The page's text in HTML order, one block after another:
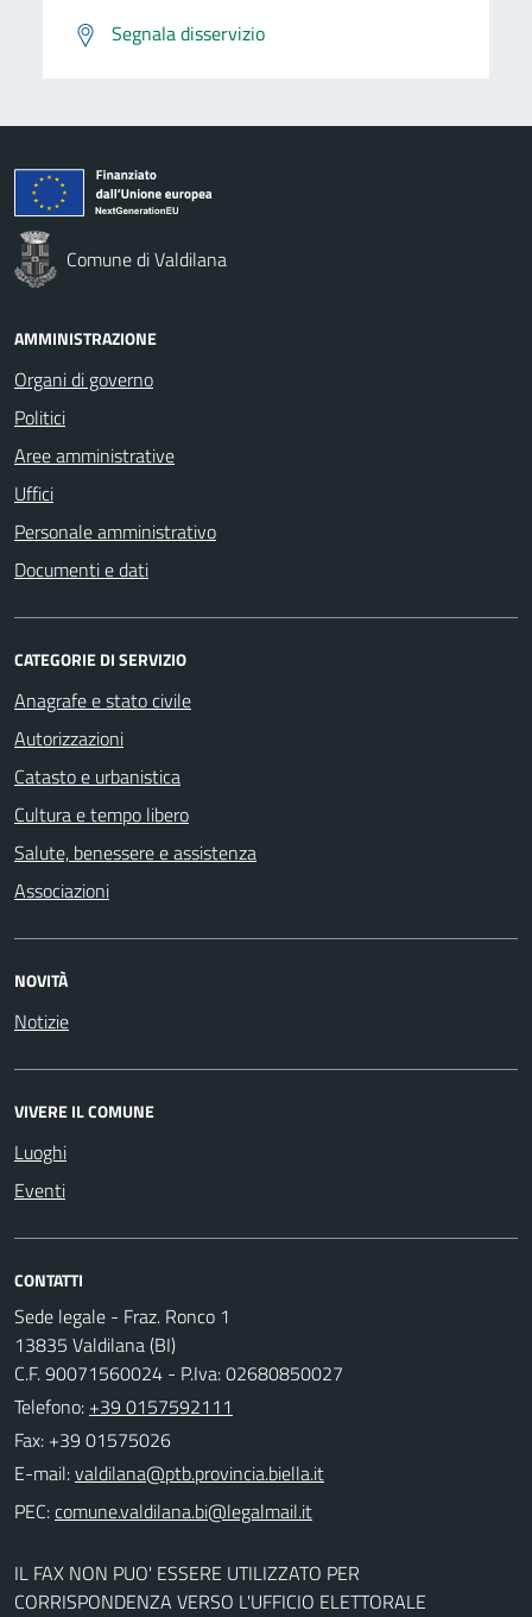
Segnala disservizio
Comune di Valdilana
AMMINISTRAZIONE
Organi di governo
Politici
Aree amministrative
Uffici
Personale amministrativo
Documenti e dati
CATEGORIE DI SERVIZIO
Anagrafe e stato civile
Autorizzazioni
Catasto e urbanistica
Cultura e tempo libero
Salute, benessere e assistenza
Associazioni
NOVITÀ
Notizie
VIVERE IL COMUNE
Luoghi
Eventi
CONTATTI
Sede legale - Fraz. Ronco 1
13835 Valdilana (BI)
C.F. 90071560024 - P.Iva: 02680850027
Telefono: +39 0157592111
Fax: +39 01575026
E-mail:
PEC:
IL FAX NON PUO' ESSERE UTILIZZATO PER
CORRISPONDENZA VERSO L'UFFICIO ELETTORALE